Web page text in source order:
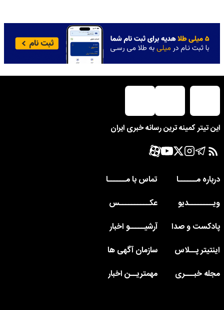
این تیتر کمینه ترین رسانه خبری ایران
درباره مــــــا
تماس با مــــــا
ویــــــــدیو
عکــــــــــس
پادکست و صدا
آرشیـــــو اخبار
اینتیتر پــلاس
سازمان آگهی ها
مجله خبـــری
مهمتریــن اخبار